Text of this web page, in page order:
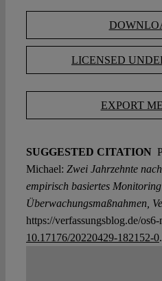
LICENSED
EXPORT
SUGGESTED CITATION
Michael: Zwei Jahrzehnte
empirisch basiertes
Überwachungsmaßnahmen,
https://verfassungsblog.de/
10.17176/20220429-182152-0.